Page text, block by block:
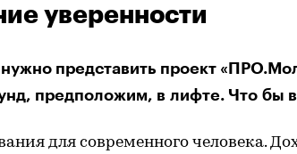
уверенности
представить проект
предположим, в лифте. Что бы
для современного человека.